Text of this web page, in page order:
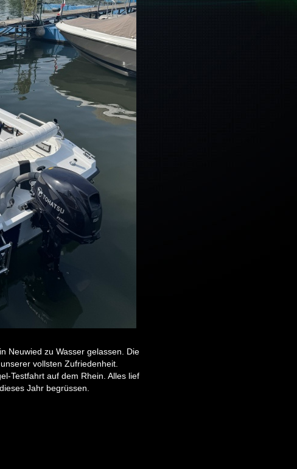
Neuwied zu Wasser gelassen. Die
vollsten Zufriedenheit.
Testfahrt auf dem Rhein. Alles lief
Jahr begrüssen.